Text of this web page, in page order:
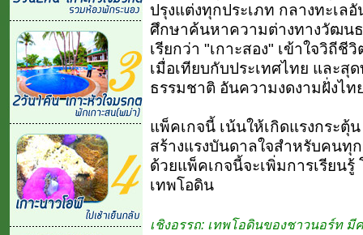
ปรุงแต่งทุกประเภท กลางทะเล
ศึกษาค้นหาความต่างทางวัฒน
เรียกว่า "เกาะสอง" เข้าใจวิถีชี
เมื่อเทียบกับประเทศไทย และ
ธรรมชาติ อันความงดงามฝั่งไท
แพ็คเกจนี้ เน้นให้เกิดแรงกระตุ้
สร้างแรงบันดาลใจสำหรับคนทุ
ด้วยแพ็คเกจนี้จะเพิ่มการเรียน
เทพโอดิน
เชิงอรรถ: เทพโอดินของชาวนอร์ท มี